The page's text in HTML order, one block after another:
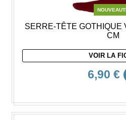
SERRE-TÊTE GOTHIQUE
CM
VOIR LA
6,90 €